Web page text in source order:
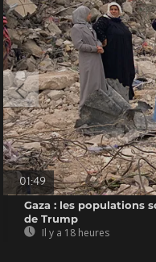
01:49
Gaza : les populations
de Trump
Il y a 18 heures